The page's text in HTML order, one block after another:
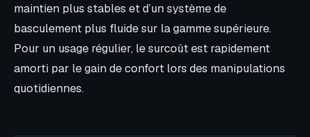
maintien plus stables et d’un système de
basculement plus fluide sur la gamme supérieure.
Pour un usage régulier, le surcoût est rapidement
amorti par le gain de confort lors des manipulations
quotidiennes.